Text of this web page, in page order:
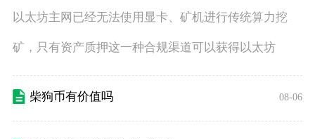
以太坊主网已经无法使用显卡、矿机进行传统算力挖
矿，只有资产质押这一种合规渠道可以获得以太坊
柴狗币有价值吗 08-06